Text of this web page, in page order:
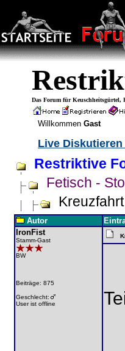
Das Forum für Keuschheitsgürtel,
Willkommen Gast
Live
Restriktive
Fetisch -
Autor
IronFist
Stamm-Gast
BW
Beiträge: 875
Geschlecht:
User ist offline